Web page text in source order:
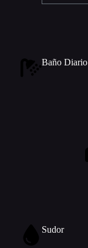
Baño Diario
Sudor